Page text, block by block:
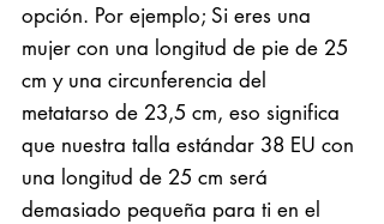
opción. Por ejemplo; Si eres una
mujer con una longitud de pie de 25
cm y una circunferencia del
metatarso de 23,5 cm, eso significa
que nuestra talla estándar 38 EU con
una longitud de 25 cm será
demasiado pequeña para ti en el